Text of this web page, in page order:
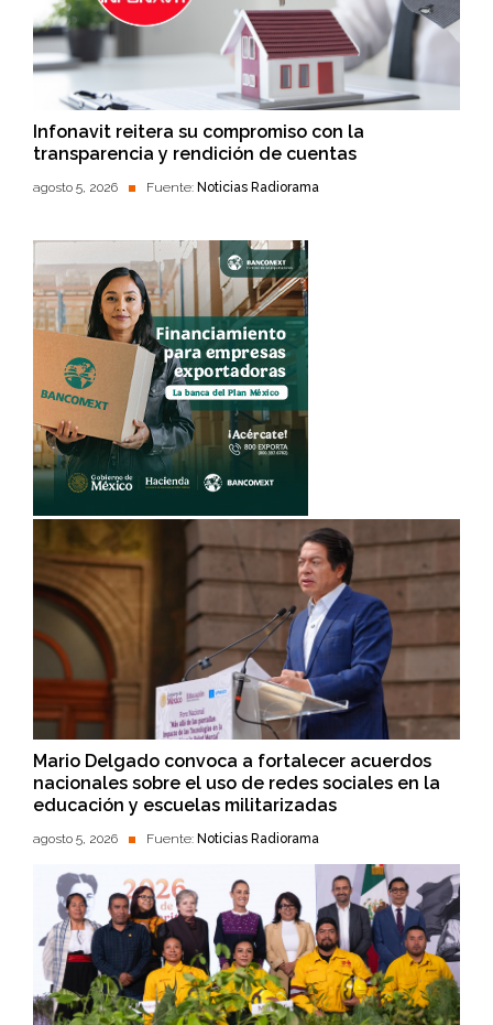
Infonavit reitera su compromiso con la
transparencia y rendición de cuentas
agosto 5, 2026 Fuente: Noticias Radiorama
Mario Delgado convoca a fortalecer acuerdos
nacionales sobre el uso de redes sociales en la
educación y escuelas militarizadas
agosto 5, 2026 Fuente: Noticias Radiorama